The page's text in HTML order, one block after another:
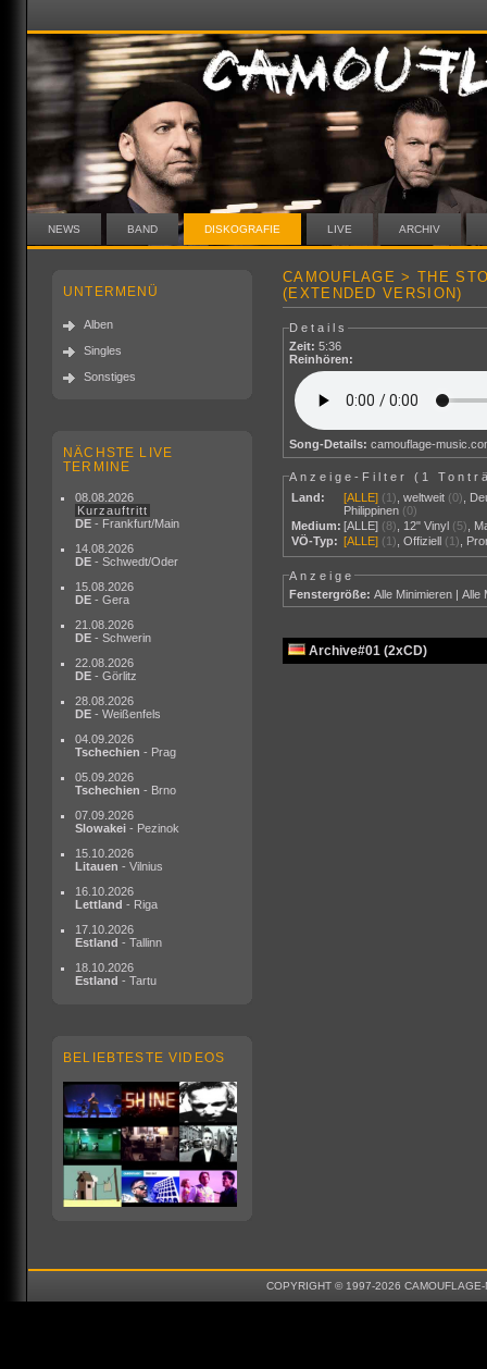
NEWS BAND DISKOGRAFIE LIVE ARCHIV
UNTERMENÜ
Alben
Singles
Sonstiges
NÄCHSTE LIVE
TERMINE
08.08.2026
Kurzauftritt
DE - Frankfurt/Main
14.08.2026
DE - Schwedt/Oder
15.08.2026
DE - Gera
21.08.2026
DE - Schwerin
22.08.2026
DE - Görlitz
28.08.2026
DE - Weißenfels
04.09.2026
Tschechien - Prag
05.09.2026
Tschechien - Brno
07.09.2026
Slowakei - Pezinok
15.10.2026
Litauen - Vilnius
16.10.2026
Lettland - Riga
17.10.2026
Estland - Tallinn
18.10.2026
Estland - Tartu
BELIEBTESTE VIDEOS
CAMOUFLAGE > THE
(EXTENDED VERSION)
Details
Zeit: 5:36
Reinhören:
Song-Details: camouflage-
Anzeige-Filter ( 1
Land:
[ALLE] (1) ,weltweit (0)
Philippinen (0)
Medium: [ALLE] (8) 12" Vinyl (5)
VÖ-Typ: [ALLE] (1) ,Offiziell (1)
Anzeige
Fenstergröße: Alle Minimieren |Alle
Archive#01 (2xCD)
COPYRIGHT © 1997-2026 CAMOUFLAGE-